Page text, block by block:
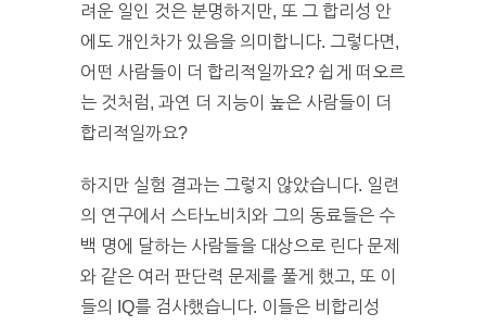
려운 일인 것은 분명하지만, 또 그 합리성 안
에도 개인차가 있음을 의미합니다. 그렇다면,
어떤 사람들이 더 합리적일까요? 쉽게 떠오르
는 것처럼, 과연 더 지능이 높은 사람들이 더
합리적일까요?
하지만 실험 결과는 그렇지 않았습니다. 일련
의 연구에서 스타노비치와 그의 동료들은 수
백 명에 달하는 사람들을 대상으로 린다 문제
와 같은 여러 판단력 문제를 풀게 했고, 또 이
들의 IQ를 검사했습니다. 이들은 비합리성